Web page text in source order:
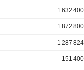
1 632 400
1 872 800
1 287 824
151 400